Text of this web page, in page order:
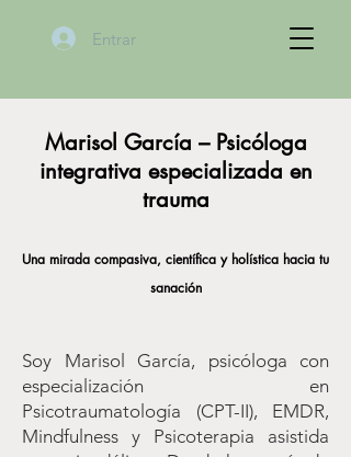
Entrar
Marisol García – Psicóloga
integrativa especializada en
trauma
Una mirada compasiva, científica y holística hacia tu
sanación
Soy Marisol García, psicóloga con
especialización en
Psicotraumatología (CPT-II), EMDR,
Mindfulness y Psicoterapia asistida